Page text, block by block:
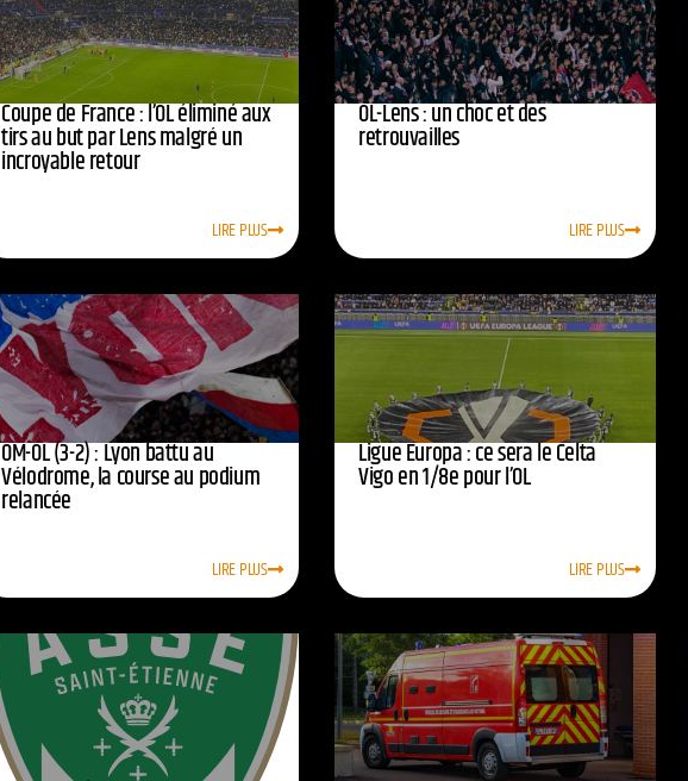
Coupe de France : l’OL éliminé aux
tirs au but par Lens malgré un
incroyable retour
LIRE PLUS
OL-Lens : un choc et des
retrouvailles
LIRE PLUS
OM-OL (3-2) : Lyon battu au
Vélodrome, la course au podium
relancée
LIRE PLUS
Ligue Europa : ce sera le Celta
Vigo en 1/8e pour l’OL
LIRE PLUS